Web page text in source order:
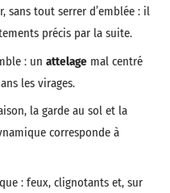
sans tout serrer d’emblée : il
précis par la suite.
: un attelage mal centré
les virages.
la garde au sol et la
corresponde à
: feux, clignotants et, sur